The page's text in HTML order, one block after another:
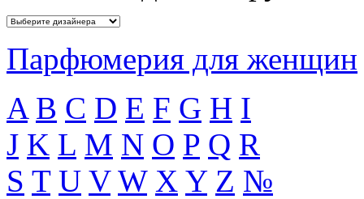
Парфюмерия для женщин
A B C D E F G H I
J K L M N O P Q R
S T U V W X Y Z №